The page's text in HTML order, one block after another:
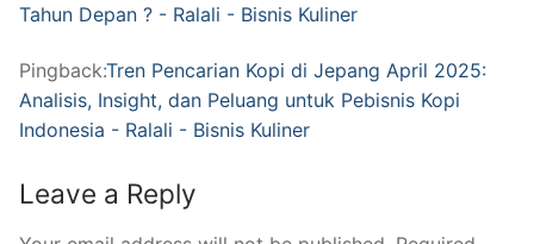
Tahun Depan ? - Ralali - Bisnis Kuliner
Pingback:Tren Pencarian Kopi di Jepang April 2025:
Analisis, Insight, dan Peluang untuk Pebisnis Kopi
Indonesia - Ralali - Bisnis Kuliner
Leave a Reply